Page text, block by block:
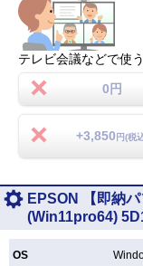
テレビ会議などで使
0円
+3,850 円(税
EPSON 【即納
(Win11pro64)
OS